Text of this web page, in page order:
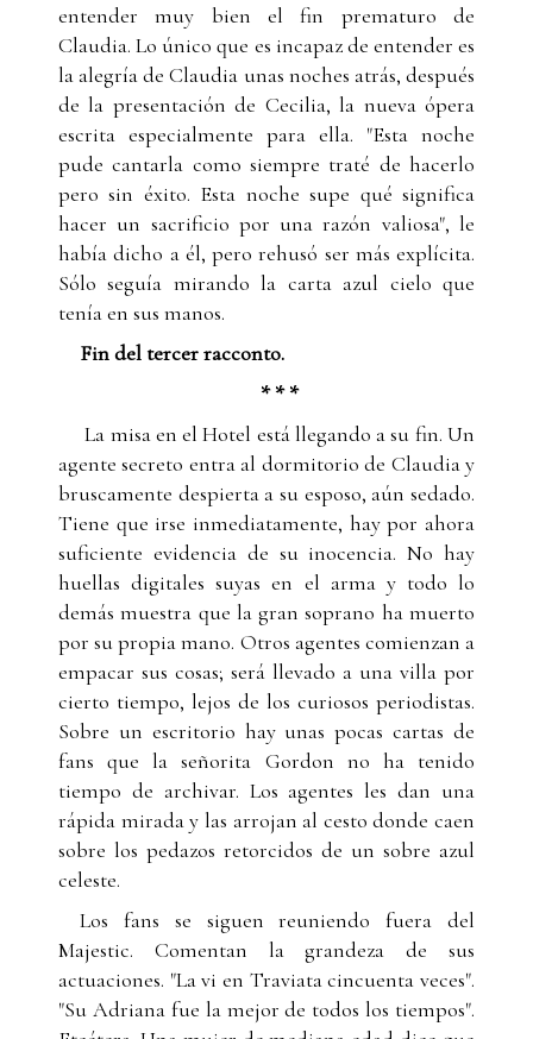
entender muy bien el fin prematuro de
Claudia. Lo único que es incapaz de entender es
la alegría de Claudia unas noches atrás, después
de la presentación de Cecilia, la nueva ópera
escrita especialmente para ella. "Esta noche
pude cantarla como siempre traté de hacerlo
pero sin éxito. Esta noche supe qué significa
hacer un sacrificio por una razón valiosa", le
había dicho a él, pero rehusó ser más explícita.
Sólo seguía mirando la carta azul cielo que
tenía en sus manos.
Fin del tercer racconto.
* * *
La misa en el Hotel está llegando a su fin. Un
agente secreto entra al dormitorio de Claudia y
bruscamente despierta a su esposo, aún sedado.
Tiene que irse inmediatamente, hay por ahora
suficiente evidencia de su inocencia. No hay
huellas digitales suyas en el arma y todo lo
demás muestra que la gran soprano ha muerto
por su propia mano. Otros agentes comienzan a
empacar sus cosas; será llevado a una villa por
cierto tiempo, lejos de los curiosos periodistas.
Sobre un escritorio hay unas pocas cartas de
fans que la señorita Gordon no ha tenido
tiempo de archivar. Los agentes les dan una
rápida mirada y las arrojan al cesto donde caen
sobre los pedazos retorcidos de un sobre azul
celeste.
Los fans se siguen reuniendo fuera del
Majestic. Comentan la grandeza de sus
actuaciones. "La vi en Traviata cincuenta veces".
"Su Adriana fue la mejor de todos los tiempos".